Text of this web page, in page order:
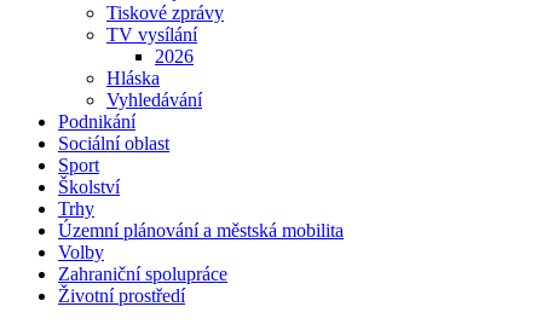
Tiskové zprávy
TV vysílání
2026
Hláska
Vyhledávání
Podnikání
Sociální oblast
Sport
Školství
Trhy
Územní plánování a městská mobilita
Volby
Zahraniční spolupráce
Životní prostředí